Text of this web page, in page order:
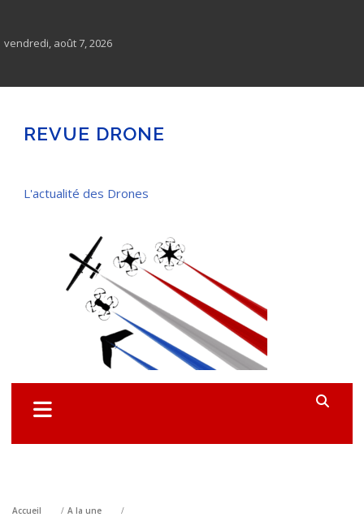
contenu
vendredi, août 7, 2026
REVUE DRONE
L'actualité des Drones
Accueil A la une